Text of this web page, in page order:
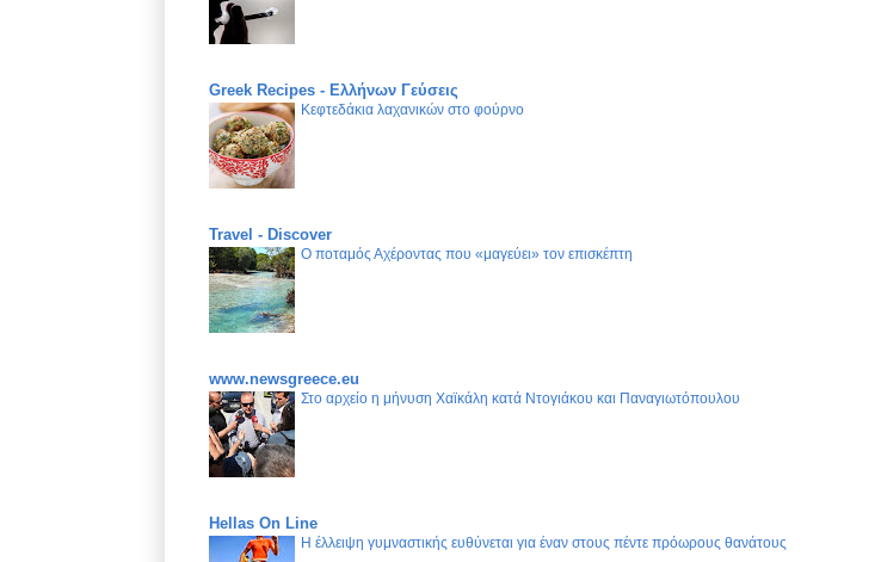
Greek Recipes - Ελλήνων Γεύσεις
Κεφτεδάκια λαχανικών στο φούρνο
Travel - Discover
Ο ποταμός Αχέροντας που «μαγεύει» τον επισκέπτη
www.newsgreece.eu
Στο αρχείο η μήνυση Χαϊκάλη κατά Ντογιάκου και Παναγιωτόπουλου
Hellas On Line
Η έλλειψη γυμναστικής ευθύνεται για έναν στους πέντε πρόωρους θανάτους